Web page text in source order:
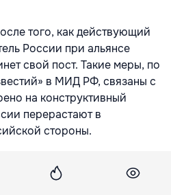
того, как действующий
России при альянсе
свой пост. Такие меры, по
в МИД РФ, связаны с
на конструктивный
перерастают в
стороны.
НАТО в связи с негативной